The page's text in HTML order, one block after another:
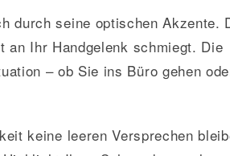
durch seine optischen Akzente.
Ihr Handgelenk schmiegt. Die
– ob Sie ins Büro gehen
keine leeren Versprechen